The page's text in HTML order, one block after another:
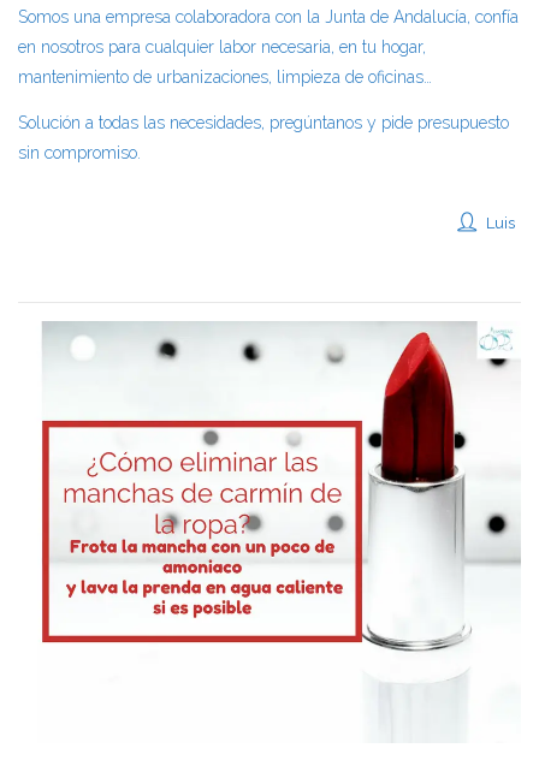
Somos una empresa colaboradora con la Junta de Andalucía, confía
en nosotros para cualquier labor necesaria, en tu hogar,
mantenimiento de urbanizaciones, limpieza de oficinas…
Solución a todas las necesidades, pregúntanos y pide presupuesto
sin compromiso.
Luis